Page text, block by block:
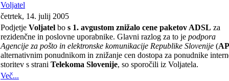
Voljatel
četrtek, 14. julij 2005
Podjetje Voljatel bo s 1. avgustom znižalo cene paketov ADSL za
rezidenčne in poslovne uporabnike. Glavni razlog za to je podpora
Agencije za pošto in elektronske komunikacije Republike Slovenije (
alternativnim ponudnikom in znižanje cen dostopa za ponudnike
storitev s strani Telekoma Slovenije, so sporočili iz Voljatela.
Več...